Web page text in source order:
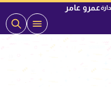
عمرو عامر